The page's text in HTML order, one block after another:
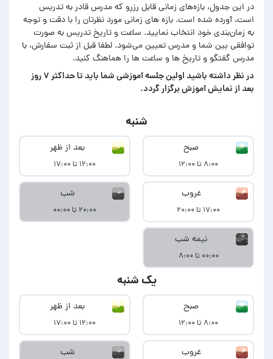
در این جدول، بازه‌های زمانی قابل رزرو که مدرس قادر به تدریس
است، آورده شده است. بازه های زمانی مورد نظرتان را با دقت و توجه
به زمان‌بندی خود انتخاب نمایید. ساعت و تاریخ تدریس به صورت
توافقی بین شما و مدرس تعیین می‌شود. لطفا قبل از ثبت سفارش، با
مدرس گفتگو و تاریخ ها و ساعت ها را هماهنگ کنید.
در‌ نظر داشته باشید اولین جلسه آموزشی شما باید تا حداکثر ۷ روز
بعد از نمایش آموزش برگزار گردد.
شنبه
صبح
۸:۰۰ تا ۱۲:۰۰
بعد از ظهر
۱۲:۰۰ تا ۱۷:۰۰
غروب
۱۷:۰۰ تا ۲۰:۰۰
شب
۲۰:۰۰ تا ۰۰:۰۰
نیمه شب
۰۰:۰۰ تا ۸:۰۰
یک شنبه
صبح
۸:۰۰ تا ۱۲:۰۰
بعد از ظهر
۱۲:۰۰ تا ۱۷:۰۰
غروب شب